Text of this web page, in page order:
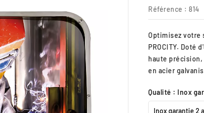
Référence : 814
Optimisez votre
PROCITY. Doté
haute
en acier
Qualité : Inox